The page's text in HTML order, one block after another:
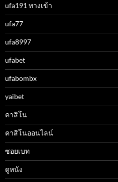
ufa191 ทางเข้า
ufa77
ufa8997
ufabet
ufabombx
yaibet
คาสิโน
คาสิโนออนไลน์
ซอยเบท
ดูหนัง